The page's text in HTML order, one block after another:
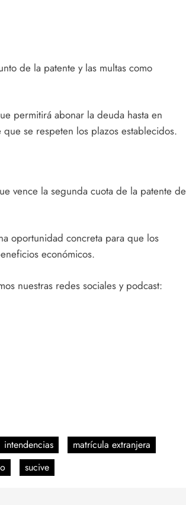
de la patente y las multas como
permitirá abonar la deuda hasta en
se respeten los plazos establecidos.
vence la segunda cuota de la patente de
oportunidad concreta para que los
económicos.
nuestras redes sociales y podcast:
intendencias
matrícula extranjera
sucive